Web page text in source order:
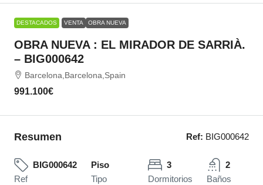
DESTACADOS VENTA OBRA NUEVA
OBRA NUEVA : EL MIRADOR DE SARRIÀ.
– BIG000642
Barcelona,Barcelona,Spain
991.100€
Resumen Ref: BIG000642
BIG000642
Ref
Piso
Tipo
3
Dormitorios
2
Baños